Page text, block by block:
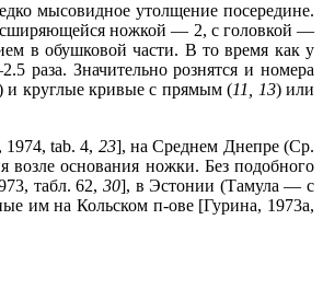
мысовидное утолщение посередине.
ножкой — 2, с головкой —
в обушковой части. В то время как у
раза. Значительно рознятся и номера
и круглые кривые с прямым (11, 13) или
tab. 4, 23], на Среднем Днепре (Ср.
основания ножки. Без подобного
табл. 62,30], в Эстонии (Тамула — с
им на Кольском п-ове [Гурина, 1973а,